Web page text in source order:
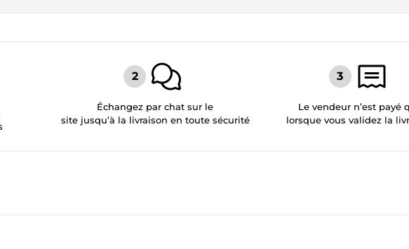
Échangez par chat sur le
site jusqu’à la livraison en toute sécurité
Le vendeur n’est payé
lorsque vous validez la